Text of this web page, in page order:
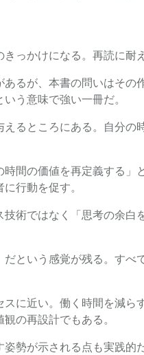
っかけになる。再読に耐
るが、本書の問いはそ
う意味で強い一冊だ。
るところにある。自分
間の価値を再定義する
行動を促す。
術ではなく「思考の余
という感覚が残る。す
に近い。働く時間を減
の再設計でもある。
勢が示される点も実践